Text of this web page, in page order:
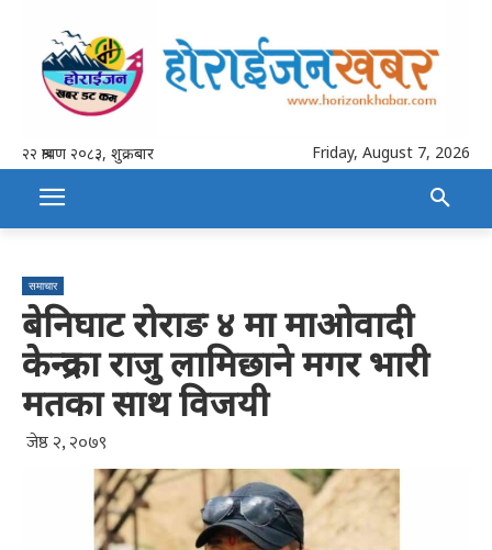
२२ श्रावण २०८३, शुक्रबार Friday, August 7, 2026
समाचार
बेनिघाट रोराङ ४ मा माओवादी
केन्द्रका राजु लामिछाने मगर भारी
मतका साथ विजयी
जेष्ठ २, २०७९